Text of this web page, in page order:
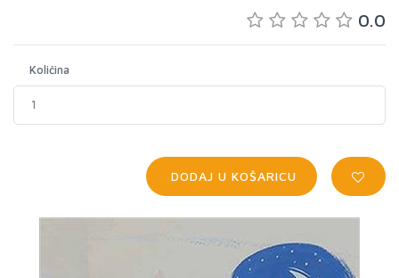
0.0
Količina
DODAJ U KOŠARICU